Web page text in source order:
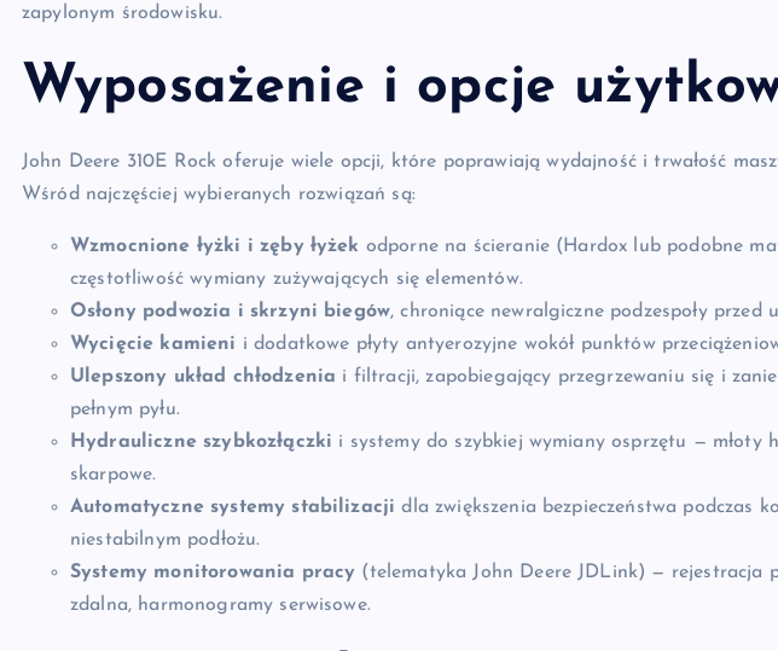
zapylonym środowisku.
Wyposażenie i opcje
John Deere 310E Rock oferuje wiele opcji, które poprawiają wydajność i trwałość
Wśród najczęściej wybieranych rozwiązań są:
Wzmocnione łyżki i zęby łyżek odporne na ścieranie (Hardox lub podobne
częstotliwość wymiany zużywających się elementów.
Osłony podwozia i skrzyni biegów, chroniące newralgiczne podzespoły przed
Wycięcie kamieni i dodatkowe płyty antyerozyjne wokół punktów
Ulepszony układ chłodzenia i filtracji, zapobiegający przegrzewaniu się i
pełnym pyłu.
Hydrauliczne szybkozłączki i systemy do szybkiej wymiany osprzętu — młoty
skarpowe.
Automatyczne systemy stabilizacji dla zwiększenia bezpieczeństwa podczas
niestabilnym podłożu.
Systemy monitorowania pracy (telematyka John Deere JDLink) — rejestracja
zdalna, harmonogramy serwisowe.